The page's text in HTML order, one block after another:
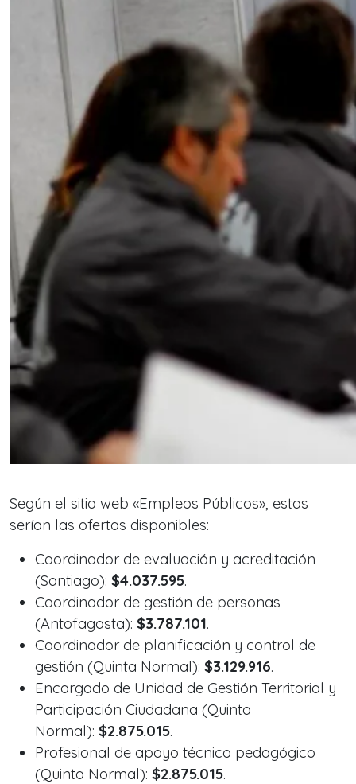
Según el sitio web «Empleos Públicos», estas
serían las ofertas disponibles:
Coordinador de evaluación y acreditación
(Santiago): $4.037.595.
Coordinador de gestión de personas
(Antofagasta): $3.787.101.
Coordinador de planificación y control de
gestión (Quinta Normal): $3.129.916.
Encargado de Unidad de Gestión Territorial y
Participación Ciudadana (Quinta
Normal): $2.875.015.
Profesional de apoyo técnico pedagógico
(Quinta Normal): $2.875.015.